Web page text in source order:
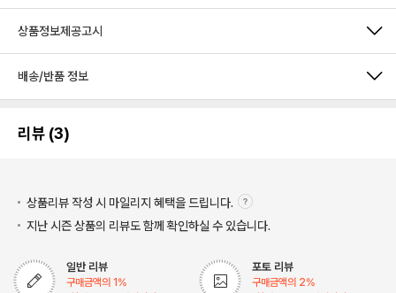
상품정보제공고시
배송/반품 정보
리뷰 (3)
상품리뷰 작성 시 마일리지 혜택을 드립니다.
지난 시즌 상품의 리뷰도 함께 확인하실 수 있습니다.
일반 리뷰
구매금액의 1%
포토 리뷰
구매금액의 2%